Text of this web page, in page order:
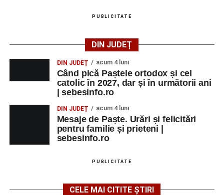
PUBLICITATE
DIN JUDEȚ
DIN JUDEȚ acum 4 luni
Când pică Paștele ortodox și cel
catolic în 2027, dar și în următorii ani
| sebesinfo.ro
DIN JUDEȚ acum 4 luni
Mesaje de Paște. Urări și felicitări
pentru familie și prieteni |
sebesinfo.ro
PUBLICITATE
CELE MAI CITITE ȘTIRI